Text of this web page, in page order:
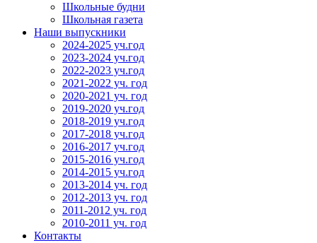
Школьные будни
Школьная газета
Наши выпускники
2024-2025 уч.год
2023-2024 уч.год
2022-2023 уч.год
2021-2022 уч. год
2020-2021 уч. год
2019-2020 уч.год
2018-2019 уч.год
2017-2018 уч.год
2016-2017 уч.год
2015-2016 уч.год
2014-2015 уч.год
2013-2014 уч. год
2012-2013 уч. год
2011-2012 уч. год
2010-2011 уч. год
Контакты